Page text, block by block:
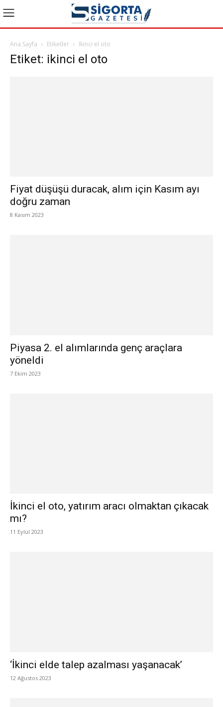
Ana Sayfa Etiketler Ikinci el oto
Etiket: ikinci el oto
Fiyat düşüşü duracak, alım için Kasım ayı
doğru zaman
8 Kasım 2023
Piyasa 2. el alımlarında genç araçlara
yöneldi
7 Ekim 2023
İkinci el oto, yatırım aracı olmaktan çıkacak
mı?
11 Eylül 2023
‘İkinci elde talep azalması yaşanacak’
12 Ağustos 2023